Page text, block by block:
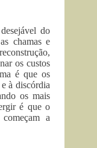
do
chamas e
os custos
é que os
à discórdia
os mais
é que o
a